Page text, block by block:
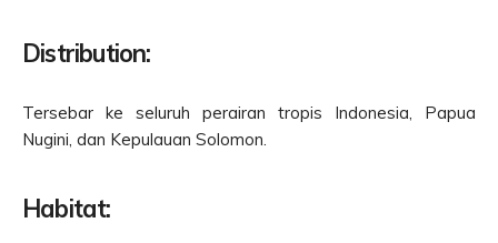
Distribution:
Tersebar ke seluruh perairan tropis Indonesia, Papua
Nugini, dan Kepulauan Solomon.
Habitat: